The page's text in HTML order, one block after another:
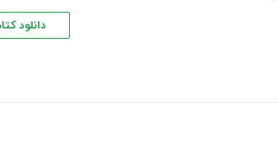
دانلود